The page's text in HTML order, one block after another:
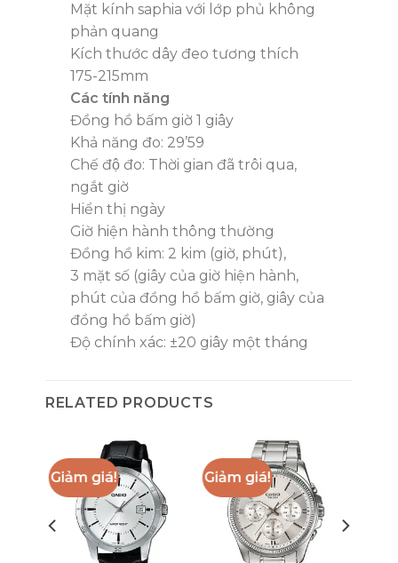
Mặt kính saphia với lớp phủ không
phản quang
Kích thước dây đeo tương thích
175-215mm
Các tính năng
Đồng hồ bấm giờ 1 giây
Khả năng đo: 29’59
Chế độ đo: Thời gian đã trôi qua,
ngắt giờ
Hiển thị ngày
Giờ hiện hành thông thường
Đồng hồ kim: 2 kim (giờ, phút),
3 mặt số (giây của giờ hiện hành,
phút của đồng hồ bấm giờ, giây của
đồng hồ bấm giờ)
Độ chính xác: ±20 giây một tháng
RELATED PRODUCTS
Giảm giá! Giảm giá!